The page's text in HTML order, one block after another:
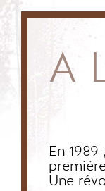
A
En
Une